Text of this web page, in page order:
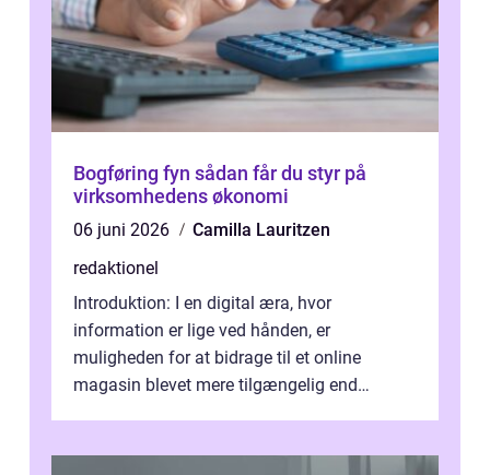
Bogføring fyn sådan får du styr på
virksomhedens økonomi
06 juni 2026
Camilla Lauritzen
redaktionel
Introduktion: I en digital æra, hvor
information er lige ved hånden, er
muligheden for at bidrage til et online
magasin blevet mere tilgængelig end